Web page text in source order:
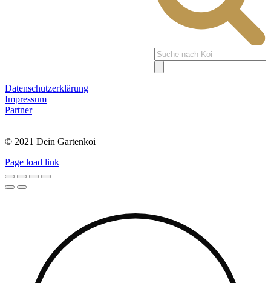
Products
search
Datenschutzerklärung
Impressum
Partner
© 2021 Dein Gartenkoi
Page load link